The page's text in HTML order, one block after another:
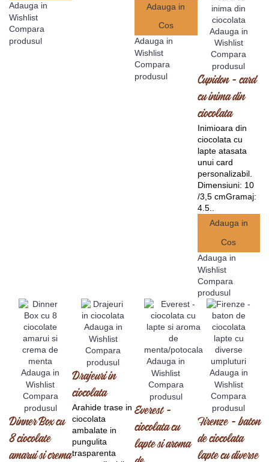
Adauga in
Wishlist
Compara
produsul
Adauga in
Cos
Adauga in
Wishlist
Compara
produsul
Adauga in
Wishlist
Compara
produsul
Cupidon - card
cu inima din
ciocolata
Inimioara din
ciocolata cu
lapte atasata
unui card
personalizabil.
Dimensiuni: 10
/3,5 cmGramaj:
4.5..
Adauga in
Cos
Adauga in
Wishlist
Compara
produsul
Adauga in
Wishlist
Compara
produsul
Dinner Box cu
8 ciocolate
amarui si crema
Adauga in
Wishlist
Compara
produsul
Drajeuri in
ciocolata
Arahide trase in
ciocolata
ambalate in
pungulita
trasparenta
Adauga in
Wishlist
Compara
produsul
Everest -
ciocolata cu
lapte si aroma
Adauga in
Wishlist
Compara
produsul
Firenze - baton
de ciocolata
lapte cu diverse